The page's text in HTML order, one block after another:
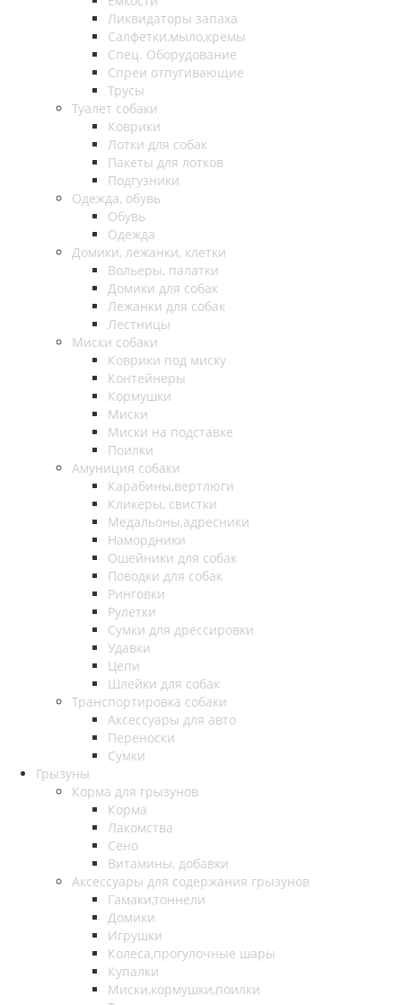
Ликвидаторы запаха
Салфетки,мыло,кремы
Спец. Оборудование
Спреи отпугивающие
Трусы
Туалет собаки
Коврики
Лотки для собак
Пакеты для лотков
Подгузники
Одежда, обувь
Обувь
Одежда
Домики, лежанки, клетки
Вольеры, палатки
Домики для собак
Лежанки для собак
Лестницы
Миски собаки
Коврики под миску
Контейнеры
Кормушки
Миски
Миски на подставке
Поилки
Амуниция собаки
Карабины,вертлюги
Кликеры, свистки
Медальоны,адресники
Намордники
Ошейники для собак
Поводки для собак
Ринговки
Рулетки
Сумки для дрессировки
Удавки
Цепи
Шлейки для собак
Транспортировка собаки
Аксессуары для авто
Переноски
Сумки
Грызуны
Корма для грызунов
Корма
Лакомства
Сено
Витамины, добавки
Аксессуары для содержания грызунов
Гамаки,тоннели
Домики
Игрушки
Колеса,прогулочные шары
Купалки
Миски,кормушки,поилки